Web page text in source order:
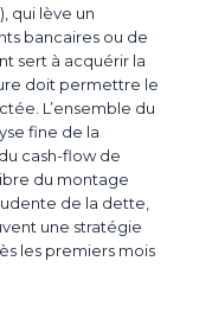
qui lève un
bancaires ou de
sert à acquérir la
doit permettre le
L’ensemble du
fine de la
cash-flowde
du montage
de la dette,
une stratégie
les premiers mois